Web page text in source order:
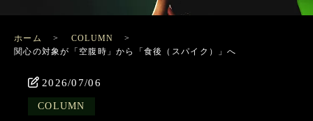
ホーム
COLUMN
関心の対象が「空腹時」から「食後（スパイク）」へ
2026/07/06
COLUMN